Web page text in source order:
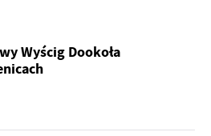
Wyścig Dookoła